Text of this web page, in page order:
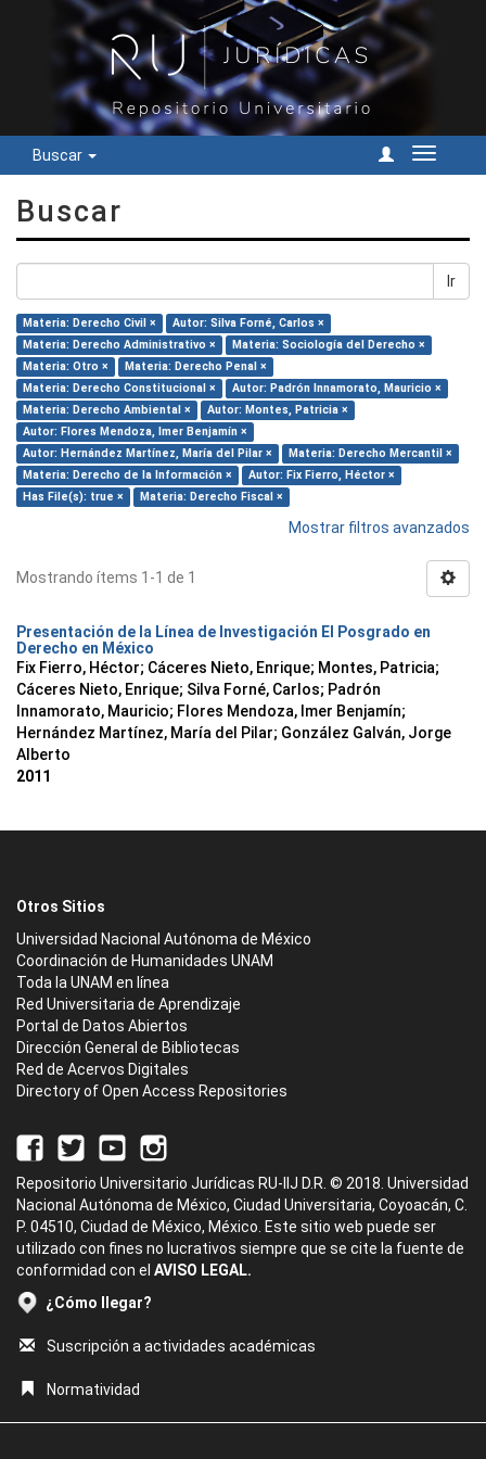
Buscar
Cambiar
Buscar
Ir
Materia: Derecho Civil ×
Autor: Silva Forné, Carlos ×
Materia: Derecho Administrativo ×
Materia: Sociología del Derecho ×
Materia: Otro ×
Materia: Derecho Penal ×
Materia: Derecho Constitucional ×
Autor: Padrón Innamorato, Mauricio ×
Materia: Derecho Ambiental ×
Autor: Montes, Patricia ×
Autor: Flores Mendoza, Imer Benjamín ×
Autor: Hernández Martínez, María del Pilar ×
Materia: Derecho Mercantil ×
Materia: Derecho de la Información ×
Autor: Fix Fierro, Héctor ×
Has File(s): true ×
Materia: Derecho Fiscal ×
Mostrar filtros avanzados
Mostrando ítems 1-1 de 1
Presentación de la Línea de Investigación El Posgrado en
Derecho en México
Fix Fierro, Héctor; Cáceres Nieto, Enrique; Montes, Patricia;
Cáceres Nieto, Enrique; Silva Forné, Carlos; Padrón
Innamorato, Mauricio; Flores Mendoza, Imer Benjamín;
Hernández Martínez, María del Pilar; González Galván, Jorge
Alberto
2011
Otros Sitios
Universidad Nacional Autónoma de México
Coordinación de Humanidades UNAM
Toda la UNAM en línea
Red Universitaria de Aprendizaje
Portal de Datos Abiertos
Dirección General de Bibliotecas
Red de Acervos Digitales
Directory of Open Access Repositories
Repositorio Universitario Jurídicas RU-IIJ D.R. © 2018. Universidad
Nacional Autónoma de México, Ciudad Universitaria, Coyoacán, C.
P. 04510, Ciudad de México, México. Este sitio web puede ser
utilizado con fines no lucrativos siempre que se cite la fuente de
conformidad con el AVISO LEGAL.
¿Cómo llegar?
Suscripción a actividades académicas
Normatividad